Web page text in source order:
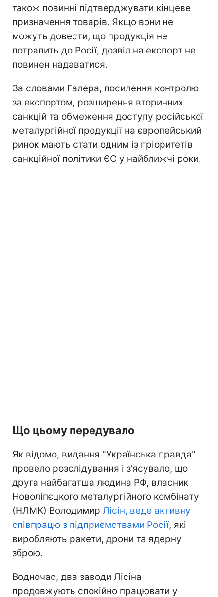
також повинні підтверджувати кінцеве
призначення товарів. Якщо вони не
можуть довести, що продукція не
потрапить до Росії, дозвіл на експорт не
повинен надаватися.
За словами Галера, посилення контролю
за експортом, розширення вторинних
санкцій та обмеження доступу російської
металургійної продукції на європейський
ринок мають стати одним із пріоритетів
санкційної політики ЄС у найближчі роки.
Що цьому передувало
Як відомо, видання "Українська правда"
провело розслідування і з’ясувало, що
друга найбагатша людина РФ, власник
Новоліпєцкого металургійного комбінату
(НЛМК) Володимир Лісін, веде активну
співпрацю з підприємствами Росії, які
виробляють ракети, дрони та ядерну
зброю.
Водночас, два заводи Лісіна
продовжують спокійно працювати у